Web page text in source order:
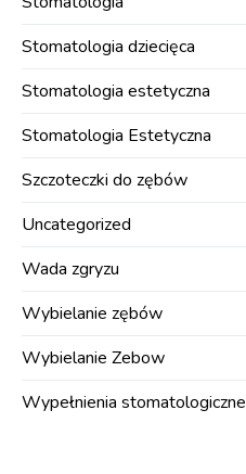
Stomatologia dziecięca
Stomatologia estetyczna
Stomatologia Estetyczna
Szczoteczki do zębów
Uncategorized
Wada zgryzu
Wybielanie zębów
Wybielanie Zebow
Wypełnienia stomatologiczne